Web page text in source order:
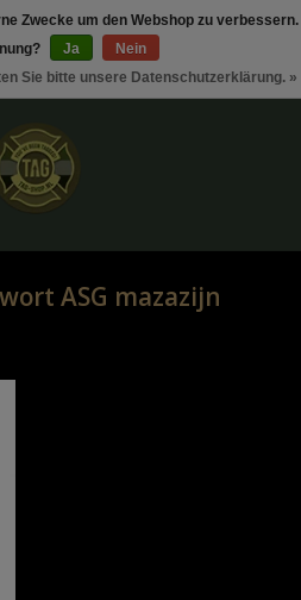
ASG mazazijn
Zwecke um den Webshop zu verbessern.
Ja
Nein
Sie bitte unsere Datenschutzerklärung. »